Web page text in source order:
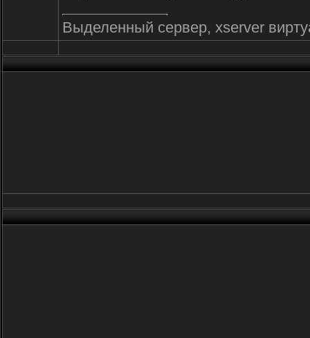
Выделенный сервер, xserver